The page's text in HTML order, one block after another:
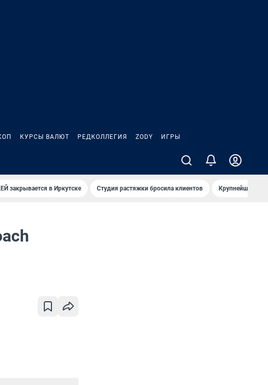
КУРСЫ ВАЛЮТ РЕДКОЛЛЕГИЯ ZODY ИГРЫ
закрывается в Иркутске Студия растяжки бросила клиентов Крупнейшие